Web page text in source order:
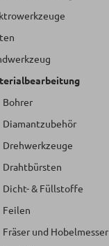
Bohrer
Diamantzubehör
Drehwerkzeuge
Drahtbürsten
Dicht- & Füllstoffe
Feilen
Fräser und Hobelmesser